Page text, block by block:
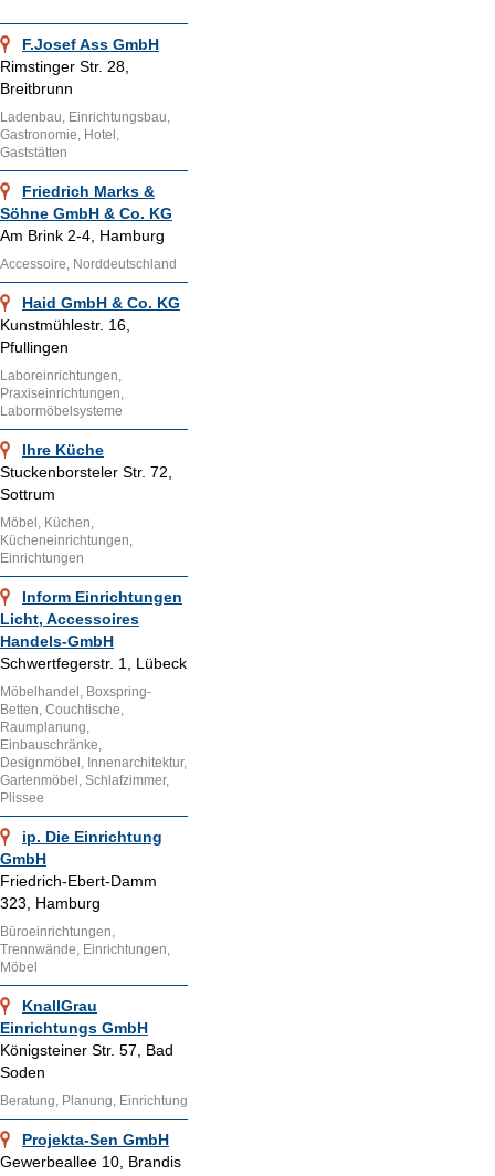
F.Josef Ass GmbH
Rimstinger Str. 28,
Breitbrunn
Ladenbau, Einrichtungsbau,
Gastronomie, Hotel,
Gaststätten
Friedrich Marks &
Söhne GmbH & Co. KG
Am Brink 2-4, Hamburg
Accessoire, Norddeutschland
Haid GmbH & Co. KG
Kunstmühlestr. 16,
Pfullingen
Laboreinrichtungen,
Praxiseinrichtungen,
Labormöbelsysteme
Ihre Küche
Stuckenborsteler Str. 72,
Sottrum
Möbel, Küchen,
Kücheneinrichtungen,
Einrichtungen
Inform Einrichtungen
Licht, Accessoires
Handels-GmbH
Schwertfegerstr. 1, Lübeck
Möbelhandel, Boxspring-
Betten, Couchtische,
Raumplanung,
Einbauschränke,
Designmöbel, Innenarchitektur,
Gartenmöbel, Schlafzimmer,
Plissee
ip. Die Einrichtung
GmbH
Friedrich-Ebert-Damm
323, Hamburg
Büroeinrichtungen,
Trennwände, Einrichtungen,
Möbel
KnallGrau
Einrichtungs GmbH
Königsteiner Str. 57, Bad
Soden
Beratung, Planung, Einrichtung
Projekta-Sen GmbH
Gewerbeallee 10, Brandis